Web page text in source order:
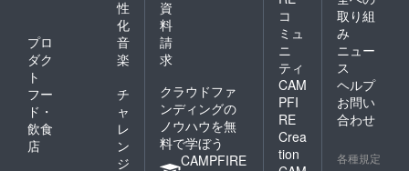
性
化
プロ
ダク
ト
音
楽
フー
ド・
飲食
店
チ
ャ
レ
ン
ジ
資
料
請
求
クラウドファ
ンディングの
ノウハウを無
料で学ぼう
CAMPFIRE
コ
ミュ
ニ
ティ
CAM
PFI
RE
Crea
tion
取り組
み
ニュー
ス
ヘルプ
お問い
合わせ
各種規定